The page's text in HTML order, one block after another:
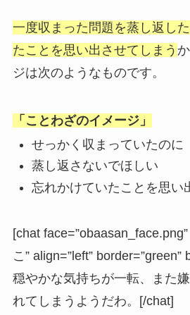
一度収まった問題を蒸し返し
たことを思い出させてしまう
ジは次のようなものです。
「ことわざのイメージ」
せっかく収まっていたのに
蒸し返さないでほしい
忘れかけていたことを思い
[chat
こ” align=”left” border=”green”
穏やかな気持ちが一転、また
れてしまうようだわ。[/chat]